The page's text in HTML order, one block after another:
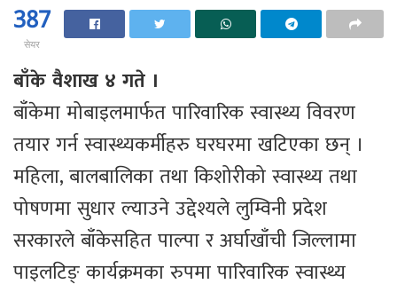
387
सेयर
बाँके वैशाख ४ गते ।
बाँकेमा मोबाइलमार्फत पारिवारिक स्वास्थ्य विवरण
तयार गर्न स्वास्थ्यकर्मीहरु घरघरमा खटिएका छन् ।
महिला, बालबालिका तथा किशोरीको स्वास्थ्य तथा
पोषणमा सुधार ल्याउने उद्देश्यले लुम्विनी प्रदेश
सरकारले बाँकेसहित पाल्पा र अर्घाखाँची जिल्लामा
पाइलटिङ् कार्यक्रमका रुपमा पारिवारिक स्वास्थ्य